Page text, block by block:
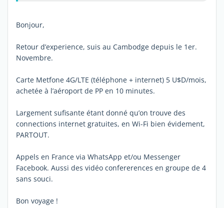
Bonjour,
Retour d’experience, suis au Cambodge depuis le 1er.
Novembre.
Carte Metfone 4G/LTE (téléphone + internet) 5 U$D/mois,
achetée à l’aéroport de PP en 10 minutes.
Largement sufisante étant donné qu’on trouve des
connections internet gratuites, en Wi-Fi bien évidement,
PARTOUT.
Appels en France via WhatsApp et/ou Messenger
Facebook. Aussi des vidéo confererences en groupe de 4
sans souci.
Bon voyage !